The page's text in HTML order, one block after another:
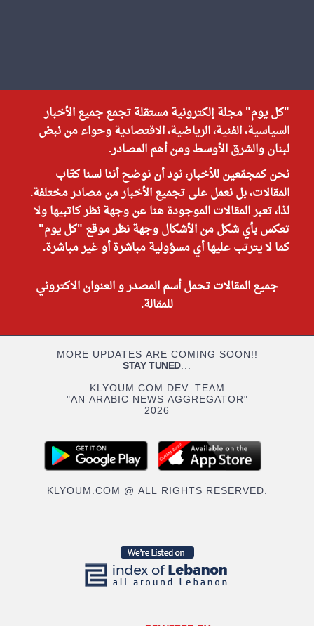
"كل يوم" مجلة إلكترونية مستقلة تجمع جميع الأخبار
السياسية، الفنية، الرياضية، الاقتصادية وحواء من نبض
لبنان والشرق الأوسط ومن أهم المصادر.
نحن كمجمّعين للأخبار، نود أن نوضح أننا لسنا كتّاب
المقالات، بل نعمل على تجميع الأخبار من مصادر مختلفة.
لذا، تعبر المقالات الموجودة هنا عن وجهة نظر كاتبيها ولا
تعكس بأي شكل من الأشكال وجهة نظر موقع "كل يوم"
كما لا يترتب عليها أي مسؤولية مباشرة أو غير مباشرة.
جميع المقالات تحمل أسم المصدر و العنوان الاكتروني
للمقالة.
MORE UPDATES ARE COMING SOON!!
STAY TUNED...
KLYOUM.COM DEV. TEAM
"AN ARABIC NEWS AGGREGATOR"
2026
KLYOUM.COM @ ALL RIGHTS RESERVED.